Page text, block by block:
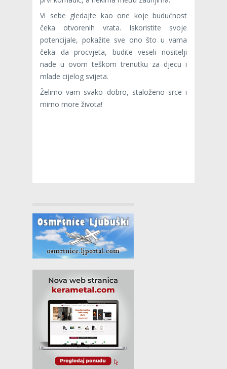
Vi sebe gledajte kao one koje budućnost
čeka otvorenih vrata. Iskoristite svoje
potencijale, pokažite sve ono što u vama
čeka da procvjeta, budite veseli nositelji
nade u ovom teškom trenutku za djecu i
mlade cijelog svijeta.
Želimo vam svako dobro, staloženo srce i
mirno more života!